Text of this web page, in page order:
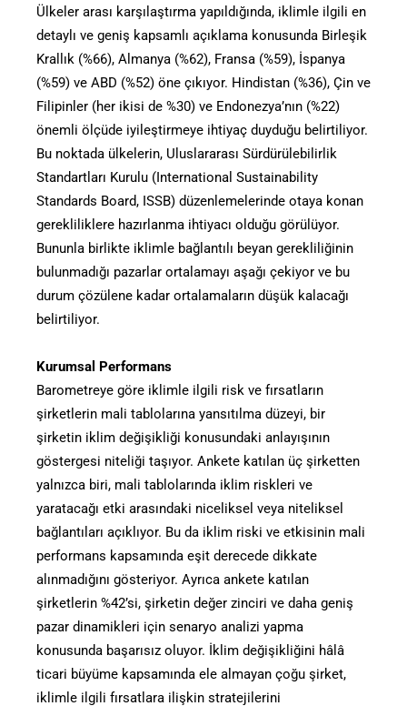
Ülkeler arası karşılaştırma yapıldığında, iklimle ilgili en
detaylı ve geniş kapsamlı açıklama konusunda Birleşik
Krallık (%66), Almanya (%62), Fransa (%59), İspanya
(%59) ve ABD (%52) öne çıkıyor. Hindistan (%36), Çin ve
Filipinler (her ikisi de %30) ve Endonezya’nın (%22)
önemli ölçüde iyileştirmeye ihtiyaç duyduğu belirtiliyor.
Bu noktada ülkelerin, Uluslararası Sürdürülebilirlik
Standartları Kurulu (International Sustainability
Standards Board, ISSB) düzenlemelerinde otaya konan
gerekliliklere hazırlanma ihtiyacı olduğu görülüyor.
Bununla birlikte iklimle bağlantılı beyan gerekliliğinin
bulunmadığı pazarlar ortalamayı aşağı çekiyor ve bu
durum çözülene kadar ortalamaların düşük kalacağı
belirtiliyor.
Kurumsal Performans
Barometreye göre iklimle ilgili risk ve fırsatların
şirketlerin mali tablolarına yansıtılma düzeyi, bir
şirketin iklim değişikliği konusundaki anlayışının
göstergesi niteliği taşıyor. Ankete katılan üç şirketten
yalnızca biri, mali tablolarında iklim riskleri ve
yaratacağı etki arasındaki niceliksel veya niteliksel
bağlantıları açıklıyor. Bu da iklim riski ve etkisinin mali
performans kapsamında eşit derecede dikkate
alınmadığını gösteriyor. Ayrıca ankete katılan
şirketlerin %42’si, şirketin değer zinciri ve daha geniş
pazar dinamikleri için senaryo analizi yapma
konusunda başarısız oluyor. İklim değişikliğini hâlâ
ticari büyüme kapsamında ele almayan çoğu şirket,
iklimle ilgili fırsatlara ilişkin stratejilerini